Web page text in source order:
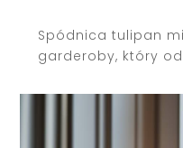
Spódnica tulipan
garderoby, który